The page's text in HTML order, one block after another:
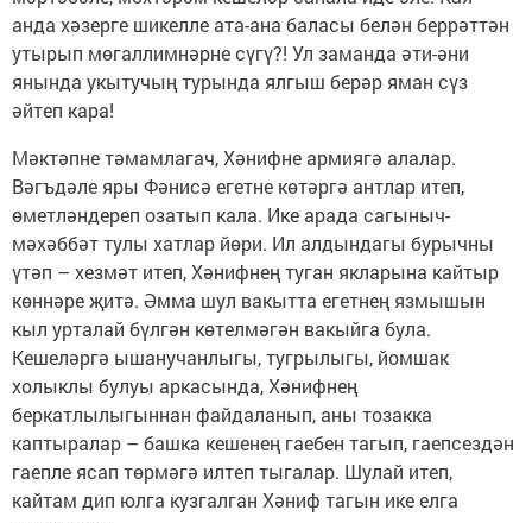
анда хәзерге шикелле ата-ана баласы белән беррәттән
утырып мөгаллимнәрне сүгү?! Ул заманда әти-әни
янында укытучың турында ялгыш берәр яман сүз
әйтеп кара!
Мәктәпне тәмамлагач, Хәнифне армиягә алалар.
Вәгъдәле яры Фәнисә егетне көтәргә антлар итеп,
өметләндереп озатып кала. Ике арада сагыныч-
мәхәббәт тулы хатлар йөри. Ил алдындагы бурычны
үтәп – хезмәт итеп, Хәнифнең туган якларына кайтыр
көннәре җитә. Әмма шул вакытта егетнең язмышын
кыл урталай бүлгән көтелмәгән вакыйга була.
Кешеләргә ышанучанлыгы, тугрылыгы, йомшак
холыклы булуы аркасында, Хәнифнең
беркатлылыгыннан файдаланып, аны тозакка
каптыралар – башка кешенең гаебен тагып, гаепсездән
гаепле ясап төрмәгә илтеп тыгалар. Шулай итеп,
кайтам дип юлга кузгалган Хәниф тагын ике елга